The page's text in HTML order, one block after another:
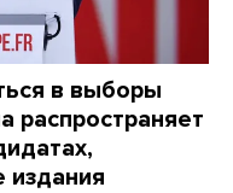
в выборы
распространяет
издания